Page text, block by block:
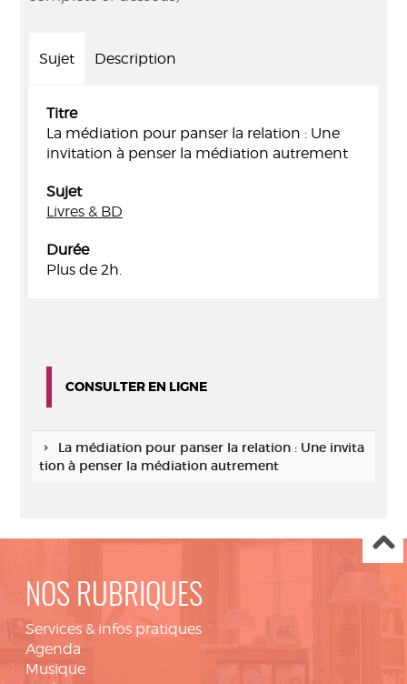
Sujet Description
Titre
La médiation pour panser la relation : Une
invitation à penser la médiation autrement
Sujet
Livres & BD
Durée
Plus de 2h.
CONSULTER EN LIGNE
La médiation pour panser la relation : Une invita
tion à penser la médiation autrement
NOS RUBRIQUES
Services & infos pratiques
Agenda
Musique